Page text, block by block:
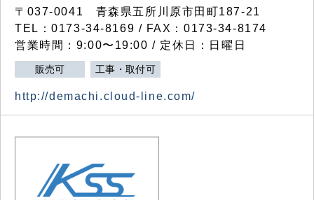
〒037-0041 青森県五所川原市田町187-21
TEL：0173-34-8169 / FAX：0173-34-8174
営業時間：9:00〜19:00 / 定休日：日曜日
販売可 工事・取付可
http://demachi.cloud-line.com/